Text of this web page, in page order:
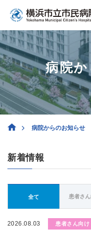
病院
病院からのお知らせ
新着情報
全て 患者さ
2026.08.03 患者さん向け